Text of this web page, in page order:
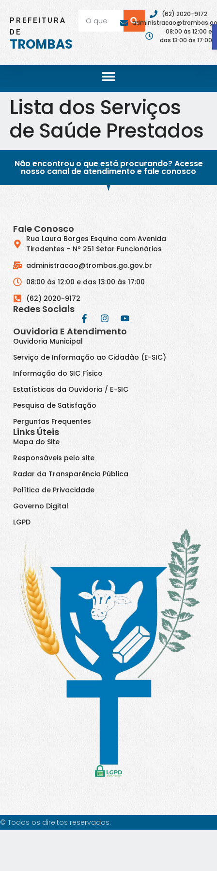
PREFEITURA
DE
TROMBAS
(62) 2020-9172
08:00 às 12:00 e
das 13:00 às 17:00
Lista dos Serviços
de Saúde Prestados
Não encontrou o que está procurando? Acesse
nosso canal de atendimento e fale conosco
Fale Conosco
Rua Laura Borges Esquina com Avenida
Tiradentes – Nº 251 Setor Funcionários
administracao@trombas.go.gov.br
08:00 às 12:00 e das 13:00 às 17:00
(62) 2020-9172
Redes Sociais
Ouvidoria E Atendimento
Ouvidoria Municipal
Serviço de Informação ao Cidadão (E-SIC)
Informação do SIC Físico
Estatísticas da Ouvidoria / E-SIC
Pesquisa de Satisfação
Perguntas Frequentes
Links Úteis
Mapa do Site
Responsáveis pelo site
Radar da Transparência Pública
Política de Privacidade
Governo Digital
LGPD
© Todos os direitos reservados.